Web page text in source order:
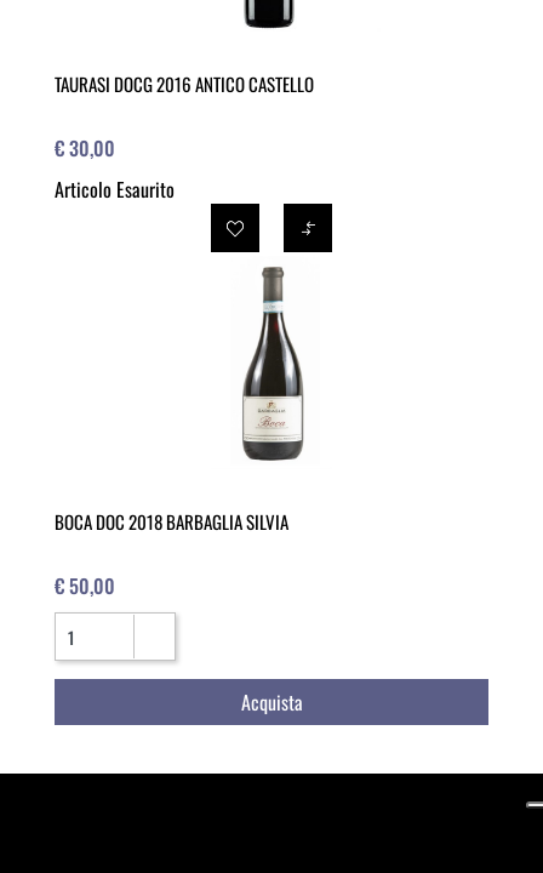
TAURASI DOCG 2016 ANTICO CASTELLO
€ 30,00
Articolo Esaurito
BOCA DOC 2018 BARBAGLIA SILVIA
€ 50,00
Quantità
Acquista